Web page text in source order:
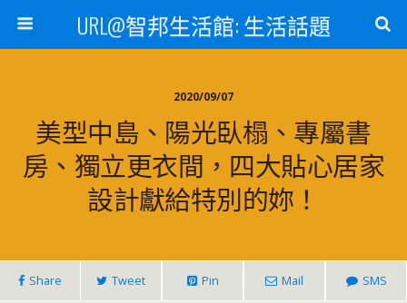
URL@智邦生活館: 生活話題
2020/09/07
美型中島、陽光臥榻、專屬書
房、獨立更衣間，四大貼心居家
設計獻給特別的妳！
Share Tweet Pin Mail SMS